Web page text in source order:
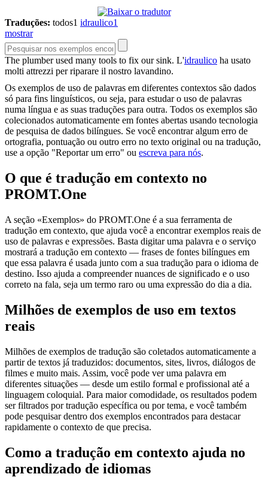
Traduções: todos1 idraulico1
mostrar
The plumberused many tools to fix our sink. L'idraulico ha usato
molti attrezzi per riparare il nostro lavandino.
Os exemplos de uso de palavras em diferentes contextos são dados
só para fins linguísticos, ou seja, para estudar o uso de palavras
numa língua e as suas traduções para outra. Todos os exemplos são
colecionados automaticamente em fontes abertas usando tecnologia
de pesquisa de dados bilíngues. Se você encontrar algum erro de
ortografia, pontuação ou outro erro no texto original ou na tradução,
use a opção "Reportar um erro" ou escreva para nós.
O que é tradução em contexto no
PROMT.One
A seção «Exemplos» do PROMT.One é a sua ferramenta de
tradução em contexto, que ajuda você a encontrar exemplos reais de
uso de palavras e expressões. Basta digitar uma palavra e o serviço
mostrará a tradução em contexto — frases de fontes bilíngues em
que essa palavra é usada junto com a sua tradução para o idioma de
destino. Isso ajuda a compreender nuances de significado e o uso
correto na fala, seja um termo raro ou uma expressão do dia a dia.
Milhões de exemplos de uso em textos
reais
Milhões de exemplos de tradução são coletados automaticamente a
partir de textos já traduzidos: documentos, sites, livros, diálogos de
filmes e muito mais. Assim, você pode ver uma palavra em
diferentes situações — desde um estilo formal e profissional até a
linguagem coloquial. Para maior comodidade, os resultados podem
ser filtrados por tradução específica ou por tema, e você também
pode pesquisar dentro dos exemplos encontrados para destacar
rapidamente o contexto de que precisa.
Como a tradução em contexto ajuda no
aprendizado de idiomas